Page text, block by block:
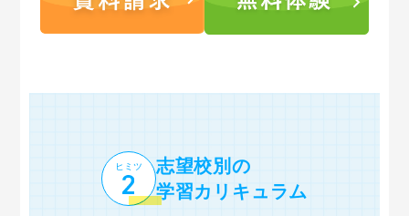
ヒミツ
志望校別の
学習カリキュラム